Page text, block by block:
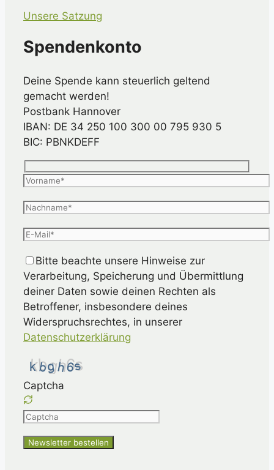
Unsere Satzung
Spendenkonto
Deine Spende kann steuerlich geltend
gemacht werden!
Postbank Hannover
IBAN: DE 34 250 100 300 00 795 930 5
BIC: PBNKDEFF
Bitte beachte unsere Hinweise zur
Verarbeitung, Speicherung und Übermittlung
deiner Daten sowie deinen Rechten als
Betroffener, insbesondere deines
Widerspruchsrechtes, in unserer
Datenschutzerklärung
Captcha
Please
the